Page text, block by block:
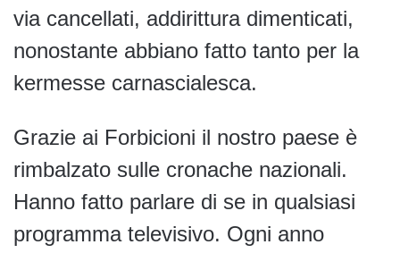
via cancellati, addirittura dimenticati,
nonostante abbiano fatto tanto per la
kermesse carnascialesca.
Grazie ai Forbicioni il nostro paese è
rimbalzato sulle cronache nazionali.
Hanno fatto parlare di se in qualsiasi
programma televisivo. Ogni anno